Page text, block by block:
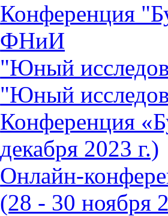
Конференция
ФНиИ
"Юный
"Юный
Конференция
декабря 2023 г.)
Онлайн-
(28 - 30 ноября